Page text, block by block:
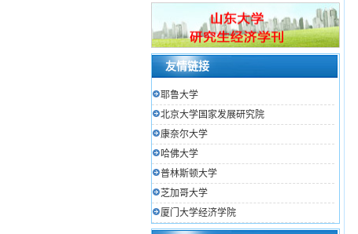
友情链接
耶鲁大学
北京大学国家发展研究院
康奈尔大学
哈佛大学
普林斯顿大学
芝加哥大学
厦门大学经济学院